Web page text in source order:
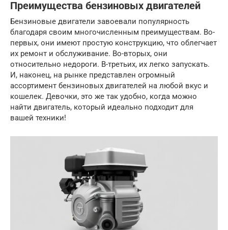
Преимущества бензиновых двигателей
Бензиновые двигатели завоевали популярность
благодаря своим многочисленным преимуществам. Во-
первых, они имеют простую конструкцию, что облегчает
их ремонт и обслуживание. Во-вторых, они
относительно недороги. В-третьих, их легко запускать.
И, наконец, на рынке представлен огромный
ассортимент бензиновых двигателей на любой вкус и
кошелек. Девочки, это же так удобно, когда можно
найти двигатель, который идеально подходит для
вашей техники!